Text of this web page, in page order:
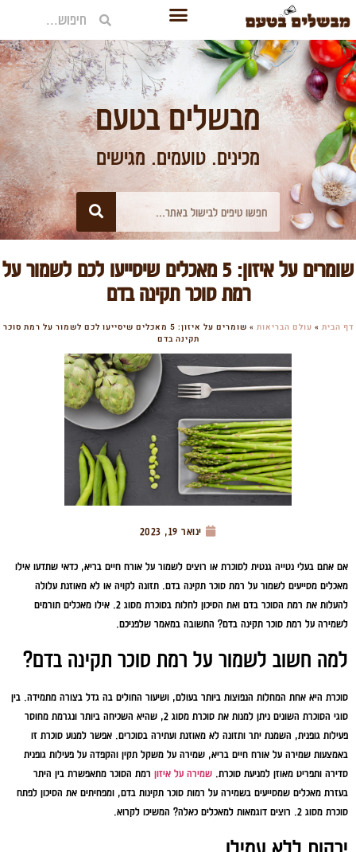
מבשלים בטעם
מכינים. טועמים. מגישים
שומרים על איזון: 5 מאכלים שיסייעו לכם לשמור על
רמת סוכר תקינה בדם
דף הבית » עולם הבריאות »
שומרים על איזון: 5 מאכלים שיסייעו לכם לשמור על רמת סוכר
תקינה בדם
ינואר 19, 2023
אם אתם בעלי נטייה גנטית לסוכרת או רוצים לשמור על אורח חיים בריא, כדאי שתדעו אילו
מאכלים מסייעים לשמור על רמת סוכר תקינה בדם. תזונה לקויה או לא מאוזנת עלולה
להעלות את רמת הסוכר בדם ואת הסיכון לחלות בסוכרת מסוג 2. אילו מאכלים תורמים
לשמירה על רמת סוכר תקינה בדם? התשובה במאמר שלפניכם.
למה חשוב לשמור על רמת סוכר תקינה בדם?
סוכרת היא אחת המחלות הנפוצות ביותר בעולם, ושיעור החולים בה גדל בצורה מתמידה. בין
סוגי הסוכרת השונים ניתן למנות את סוכרת מסוג 2, שהיא השכיחה ביותר ונגרמת מחוסר
פעילות גופנית, השמנת יתר ותזונה לא מאוזנת ועתירה בסוכרים. אפשר למנוע סוכרת זו
באמצעות שמירה על אורח חיים בריא, שמירה על משקל תקין והקפדה על פעילות גופנית
סדירה ותפריט מאוזן למניעת סוכרת. שמירה על איזון רמת הסוכר מתאפשרת בין היתר
בעזרת מאכלים שמסייעים בשמירה על רמות סוכר תקינות בדם, ומפחיתים את הסיכון לפתח
סוכרת מסוג 2. רוצים דוגמאות למאכלים כאלה? המשיכו לקרוא.